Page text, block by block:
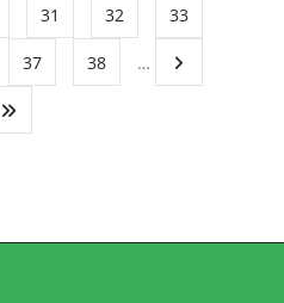
31 32 33
37 38 …